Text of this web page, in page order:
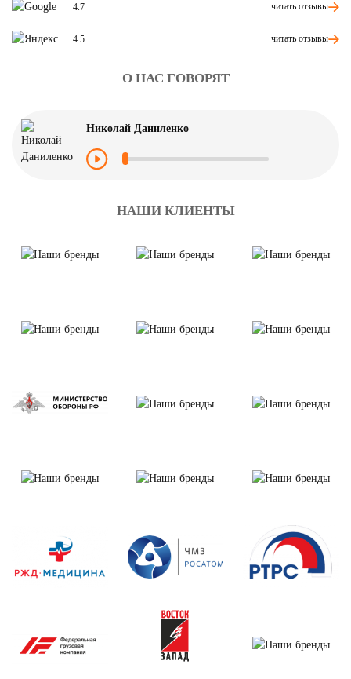
4.7 читать отзывы
4.5 читать отзывы
О НАС ГОВОРЯТ
Николай Даниленко
НАШИ КЛИЕНТЫ